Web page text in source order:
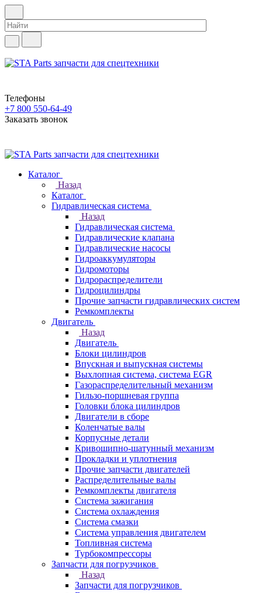
Телефоны
+7 800 550-64-49
Заказать звонок
Каталог
Назад
Каталог
Гидравлическая система
Назад
Гидравлическая система
Гидравлические клапана
Гидравлические насосы
Гидроаккумуляторы
Гидромоторы
Гидрораспределители
Гидроцилиндры
Прочие запчасти гидравлических систем
Ремкомплекты
Двигатель
Назад
Двигатель
Блоки цилиндров
Впускная и выпускная системы
Выхлопная система, система EGR
Газораспределительный механизм
Гильзо-поршневая группа
Головки блока цилиндров
Двигатели в сборе
Коленчатые валы
Корпусные детали
Кривошипно-шатунный механизм
Прокладки и уплотнения
Прочие запчасти двигателей
Распределительные валы
Ремкомплекты двигателя
Система зажигания
Система охлаждения
Система смазки
Система управления двигателем
Топливная система
Турбокомпрессоры
Запчасти для погрузчиков
Назад
Запчасти для погрузчиков